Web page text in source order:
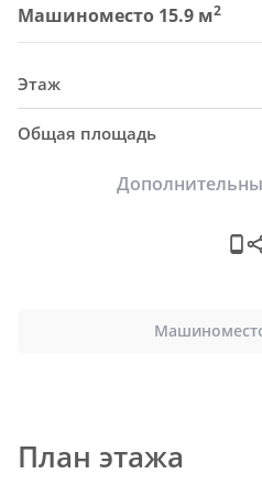
Машиноместо 15.9 м2
Этаж
Общая площадь
План этажа